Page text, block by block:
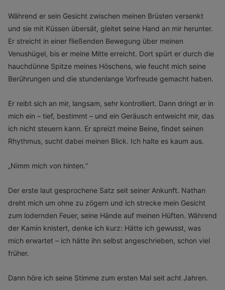
Während er sein Gesicht zwischen meinen Brüsten versenkt
und sie mit Küssen übersät, gleitet seine Hand an mir herunter.
Er streicht in einer fließenden Bewegung über meinen
Venushügel, bis er meine Mitte erreicht. Dort spürt er durch die
hauchdünne Spitze meines Höschens, wie feucht mich seine
Berührungen und die stundenlange Vorfreude gemacht haben.
Er reibt sich an mir, langsam, sehr kontrolliert. Dann dringt er in
mich ein – tief, bestimmt – und ein Geräusch entweicht mir, das
ich nicht steuern kann. Er spreizt meine Beine, findet seinen
Rhythmus, sucht dabei meinen Blick. Ich halte es kaum aus.
„Nimm mich von hinten.“
Der erste laut gesprochene Satz seit seiner Ankunft. Nathan
dreht mich um ohne zu zögern und ich strecke mein Gesicht
zum lodernden Feuer, seine Hände auf meinen Hüften. Während
der Kamin knistert, denke ich kurz: Hätte ich gewusst, was
mich erwartet – ich hätte ihn selbst angeschrieben, schon viel
früher.
Dann höre ich seine Stimme zum ersten Mal seit acht Jahren.